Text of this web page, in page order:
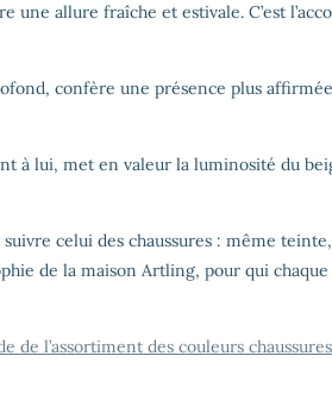
une allure fraîche et estivale. C’est
confère une présence plus
à lui, met en valeur la luminosité du
celui des chaussures : même
de la maison Artling, pour qui chaque
de l’assortiment des couleurs